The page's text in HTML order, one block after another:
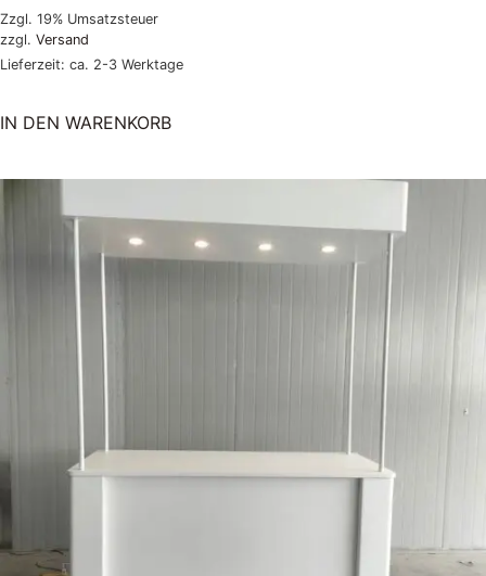
Zzgl. 19% Umsatzsteuer
zzgl. Versand
Lieferzeit: ca. 2-3 Werktage
IN DEN WARENKORB